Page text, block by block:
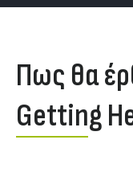
Πως θα
Getting